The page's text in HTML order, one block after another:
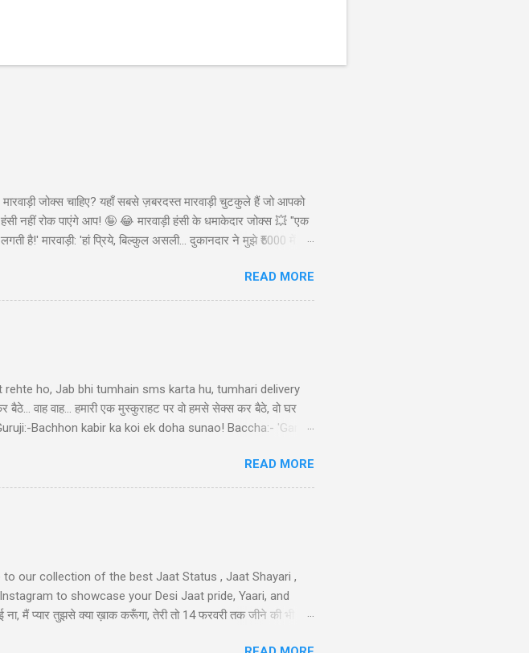
जोक्स चाहिए? यहाँ सबसे ज़बरदस्त मारवाड़ी चुटकुले हैं जो आपको
नहीं रोक पाएंगे आप! 🤪 😂 मारवाड़ी हंसी के धमाकेदार जोक्स 💥 "एक
है!' मारवाड़ी: 'हां प्रिये, बिल्कुल असली... दुकानदार ने मुझे ₹5000 में
कमाए... ₹45,000 तो मैंने अपने पास रख लिए! 😜" Copy "मारवाड़ी पति ने
READ MORE
rehte ho, Jab bhi tumhain sms karta hu, tumhari delivery
वाह वाह... हमारी एक मुस्कुराहट पर वो हमसे सेक्स कर बैठे, वो घर
Bachhon kabir ka koi ek doha sunao! Baccha:- 'Ganga
mera,dudh mera thodasa nimbu kya nichod diya,
भी गरीब नहीं कि... तुम आरजू तो करो मोहब्बत की, हम इतने भी गरीब
nahi karte, Gum k pyalo ko piya nahi ka...
READ MORE
our collection of the best Jaat Status , Jaat Shayari ,
to showcase your Desi Jaat pride, Yaari, and
मैं प्यार तुझसे क्या ख़ाक करूँगा, तेरी तो 14 फरवरी तक जीने की भी